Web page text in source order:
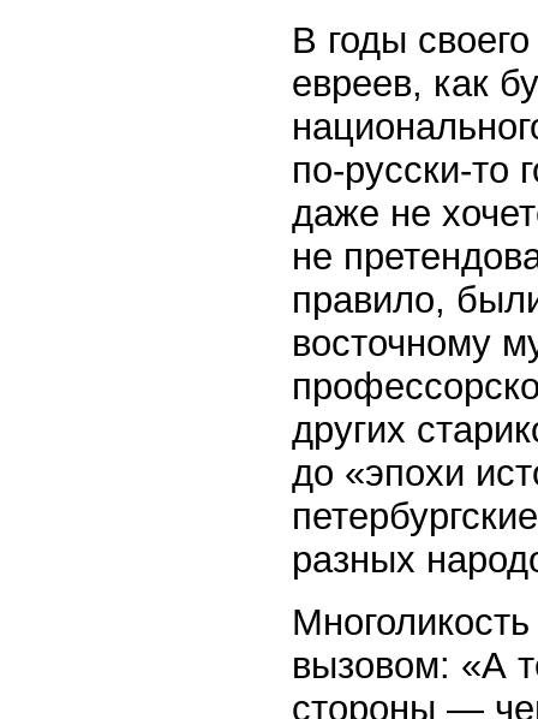
В годы
евреев, как
по-русски-то
даже не
не
правило,
восточному
других
до «эпохи
разных
вызовом: «А
стороны —